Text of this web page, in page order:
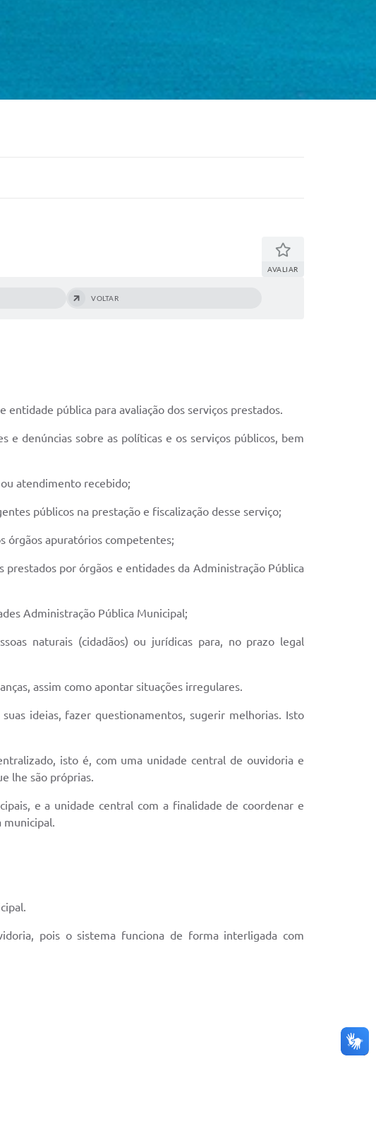
AVALIAR
VOLTAR
pública para avaliação dos serviços prestados.
e denúncias sobre as políticas e os serviços públicos, bem
atendimento recebido;
públicos na prestação e fiscalização desse serviço;
órgãos apuratórios competentes;
por órgãos e entidades da Administração Pública
Administração Pública Municipal;
naturais (cidadãos) ou jurídicas para, no prazo legal
assim como apontar situações irregulares.
ideias, fazer questionamentos, sugerir melhorias. Isto
isto é, com uma unidade central de ouvidoria e
lhe são próprias.
e a unidade central com a finalidade de coordenar e
municipal.
pois o sistema funciona de forma interligada com